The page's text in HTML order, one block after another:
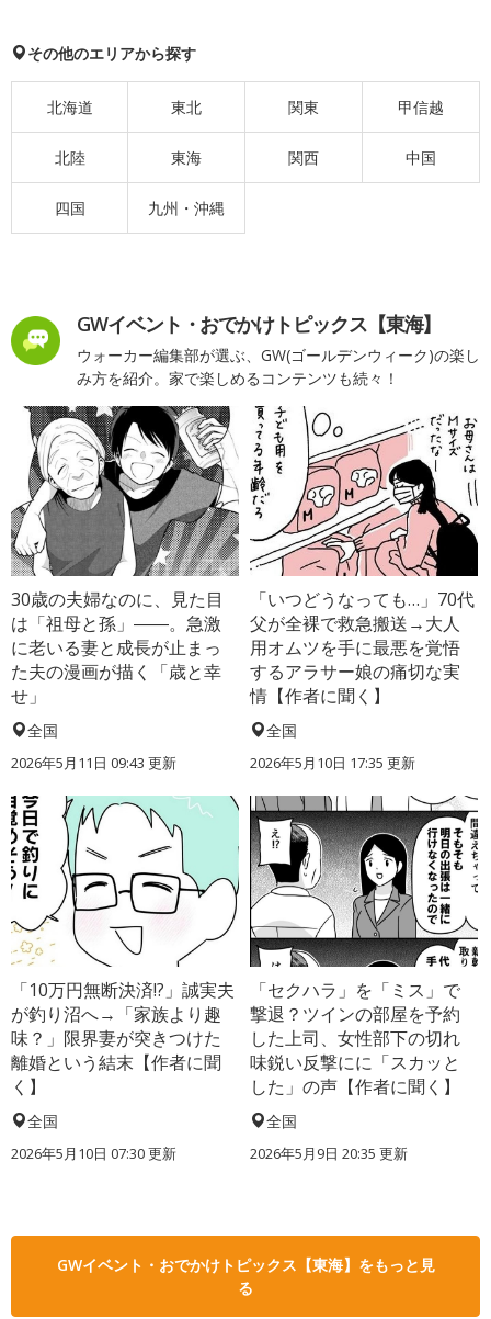
その他のエリアから探す
北海道 東北 関東 甲信越
北陸 東海 関西 中国
四国 九州・沖縄
GWイベント・おでかけトピックス【東海】
ウォーカー編集部が選ぶ、GW(ゴールデンウィーク)の楽し
み方を紹介。家で楽しめるコンテンツも続々！
30歳の夫婦なのに、見た目
は「祖母と孫」――。急激
に老いる妻と成長が止まっ
た夫の漫画が描く「歳と幸
せ」
全国
2026年5月11日 09:43 更新
「いつどうなっても…」70代
父が全裸で救急搬送→大人
用オムツを手に最悪を覚悟
するアラサー娘の痛切な実
情【作者に聞く】
全国
2026年5月10日 17:35 更新
「10万円無断決済!?」誠実夫
が釣り沼へ→「家族より趣
味？」限界妻が突きつけた
離婚という結末【作者に聞
く】
全国
2026年5月10日 07:30 更新
「セクハラ」を「ミス」で
撃退？ツインの部屋を予約
した上司、女性部下の切れ
味鋭い反撃にに「スカッと
した」の声【作者に聞く】
全国
2026年5月9日 20:35 更新
GWイベント・おでかけトピックス【東海】をもっと見
る